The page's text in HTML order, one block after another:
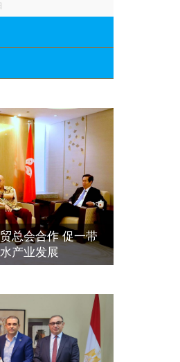
合作与空气制水产业发
晤拿督斯里吴罡豪 促一
作与空气制水产业发展
豪晤土耳其总领事 促一
作与空气制水产业发展
鼎豐深圳總部及國際標
院
導入系統聯合國總部拿
教授首發
人吳達鎔出席聯合國環
聯盟會議
总会合作 促一带
产业发展